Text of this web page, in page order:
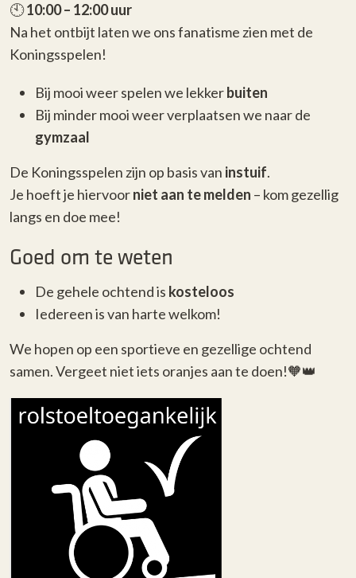
🕙10:00 – 12:00 uur
Na het ontbijt laten we ons fanatisme zien met de
Koningsspelen!
Bij mooi weer spelen we lekkerbuiten
Bij minder mooi weer verplaatsen we naar de
gymzaal
De Koningsspelen zijn op basis van instuif.
Je hoeft je hiervoorniet aan te melden – kom gezellig
langs en doe mee!
Goed om te weten
De gehele ochtend is kosteloos
Iedereen is van harte welkom!
We hopen op een sportieve en gezellige ochtend
samen. Vergeet niet iets oranjes aan te doen!🧡👑